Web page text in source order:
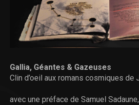
Gallia, Géantes & Gazeuses
Clin d’oeil aux romans cosmiques de
avec une préface de Samuel